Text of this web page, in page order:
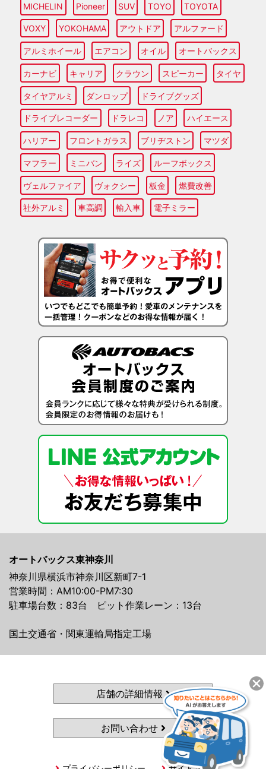
MICHELIN Pioneer SUV TOYO TOYOTA
VOXY YOKOHAMA アウトドア アルファード
アルミホイール エアコン オイル オートバックス
カーナビ キャリア クラウン スピーカー タイヤ
タイヤアルミ ダンロップ ドライブグッズ
ドライブレコーダー ドラレコ ノア ハイエース
ハリアー フロントガラス ブリヂストン マツダ
マフラー ミニバン ライズ ルーフボックス
ヴェルファイア ヴォクシー 板金 燃費改善
社外アルミ 車高調 輸入車 電子ミラー
オートバックス東神奈川
神奈川県横浜市神奈川区新町7-1
営業時間：AM10:00-PM7:30
駐車場台数：83台 ピット作業レーン：13台
国土交通省・関東運輸局指定工場
店舗の詳細情報
お問い合わせ